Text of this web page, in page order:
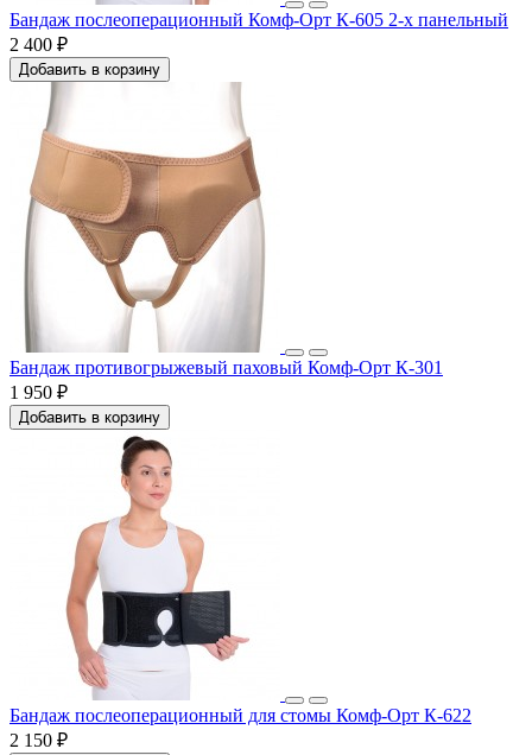
Бандаж послеоперационный Комф-Орт К-605 2-х панельный
2 400 ₽
Добавить в корзину
Бандаж противогрыжевый паховый Комф-Орт К-301
1 950 ₽
Добавить в корзину
Бандаж послеоперационный для стомы Комф-Орт К-622
2 150 ₽